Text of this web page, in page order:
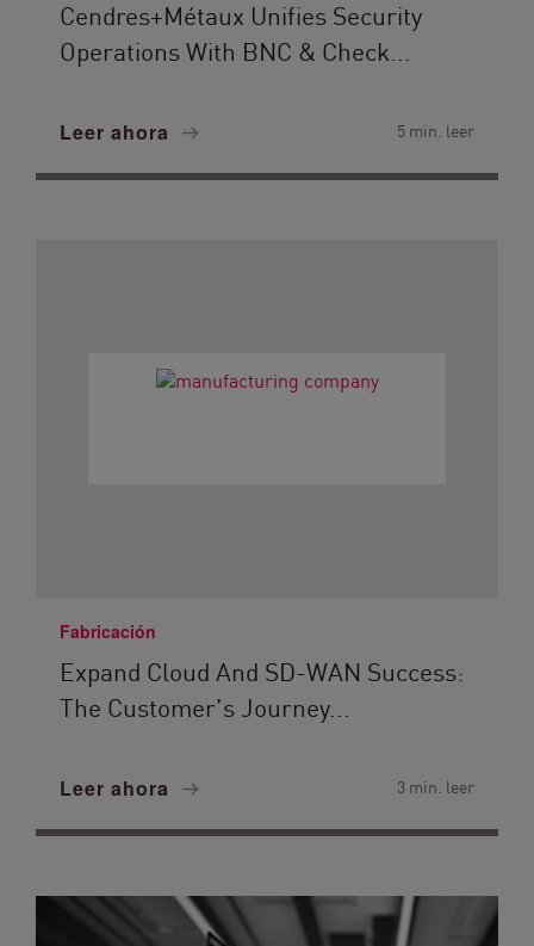
Cendres+Métaux Unifies Security
Operations With BNC & Check...
Leer ahora 5 min. leer
Fabricación
Expand Cloud And SD-WAN Success:
The Customer’s Journey...
Leer ahora 3 min. leer